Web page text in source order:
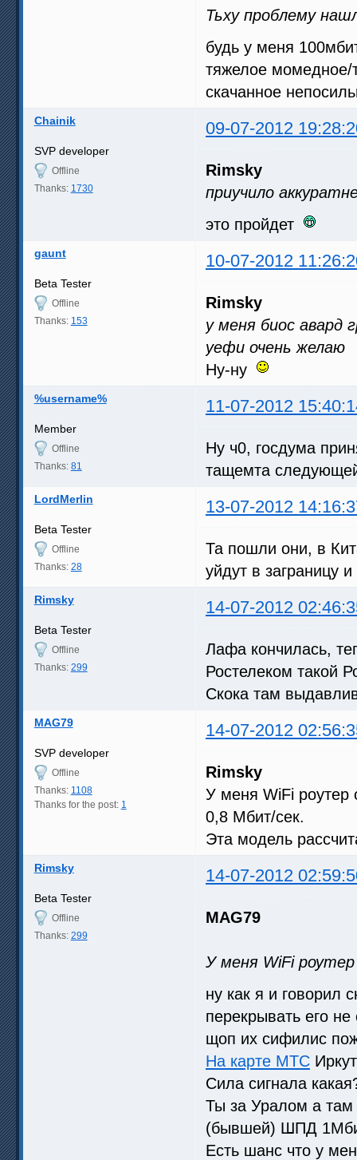
Тьху проблему
будь у меня
тяжелое момедное/
скачанное
Chainik 09-07-2012
SVP developer
Offline
Thanks: 1730
Rimsky
приучило
это пройдет
gaunt 10-07-2012
Beta Tester
Offline
Thanks: 153
Rimsky
у меня биос авард
уефи очень желаю
Ну-ну
%username% 11-07-2012
Member
Offline
Thanks: 81
Ну ч0, госдума
тащемта
LordMerlin 13-07-2012
Beta Tester
Offline
Thanks: 28
Та пошли они, в
уйдут в заграницу
Rimsky 14-07-2012
Beta Tester
Offline
Thanks: 299
Лафа кончилась,
Ростелеком такой
Скока там
MAG79 14-07-2012
SVP developer
Offline
Thanks: 1108
Thanks for the post: 1
Rimsky
У меня WiFi роутер
0,8 Мбит/сек.
Эта модель
Rimsky 14-07-2012
Beta Tester
Offline
Thanks: 299
MAG79
У меня WiFi
ну как я и говорил
перекрывать его не
щоп их сифилис
На карте МТС
Сила сигнала
Ты за Уралом а там
(бывшей) ШПД
Есть шанс что у